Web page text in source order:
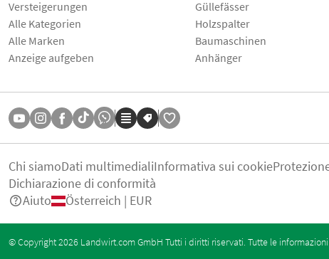
Versteigerungen
Alle Kategorien
Alle Marken
Anzeige aufgeben
Güllefässer
Holzspalter
Baumaschinen
Anhänger
Chi siamoDati multimedialiInformativa sui cookie
Dichiarazione di conformità
Aiuto
Österreich | EUR
© Copyright 2026 Landwirt.com GmbH Tutti i diritti riservati. Tutte le